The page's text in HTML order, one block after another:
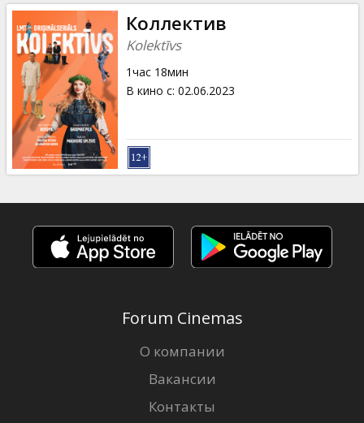
Коллектив
Kolektīvs
1час 18мин
В кино с: 02.06.2023
Forum Cinemas
О компании
Вакансии
Контакты